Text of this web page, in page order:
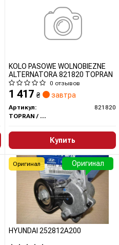
KOLO PASOWE WOLNOBIEZNE
ALTERNATORA 821820 TOPRAN
0 отзывов
1 417 ₴ завтра
Артикул:
821820
TOPRAN / HANS PRIES
Купить
HYUNDAI 252812A200
Оригинал
Оригинал